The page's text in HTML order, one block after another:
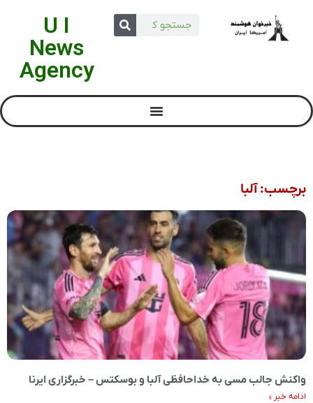
U I
News
Agency
برچسب: آلبا
واکنش جالب مسی به خداحافظی آلبا و بوسکتس – خبرگزاری ایرنا
ادامه خبر »